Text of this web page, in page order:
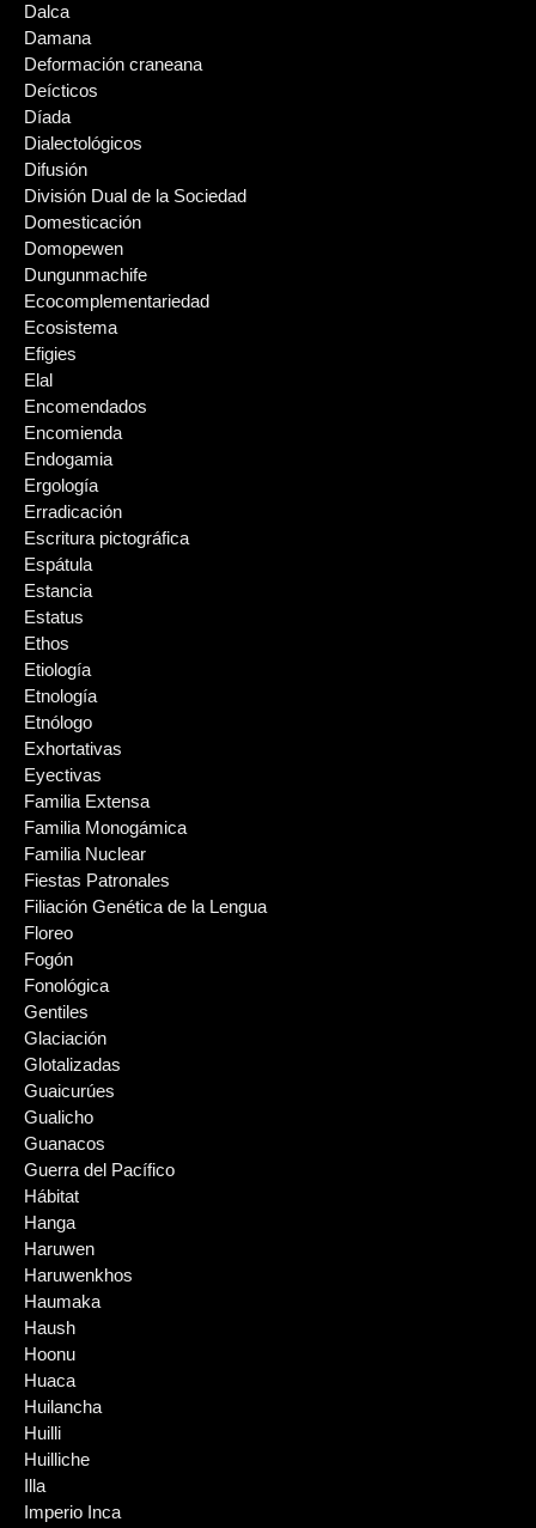
Dalca
Damana
Deformación craneana
Deícticos
Díada
Dialectológicos
Difusión
División Dual de la Sociedad
Domesticación
Domopewen
Dungunmachife
Ecocomplementariedad
Ecosistema
Efigies
Elal
Encomendados
Encomienda
Endogamia
Ergología
Erradicación
Escritura pictográfica
Espátula
Estancia
Estatus
Ethos
Etiología
Etnología
Etnólogo
Exhortativas
Eyectivas
Familia Extensa
Familia Monogámica
Familia Nuclear
Fiestas Patronales
Filiación Genética de la Lengua
Floreo
Fogón
Fonológica
Gentiles
Glaciación
Glotalizadas
Guaicurúes
Gualicho
Guanacos
Guerra del Pacífico
Hábitat
Hanga
Haruwen
Haruwenkhos
Haumaka
Haush
Hoonu
Huaca
Huilancha
Huilli
Huilliche
Illa
Imperio Inca